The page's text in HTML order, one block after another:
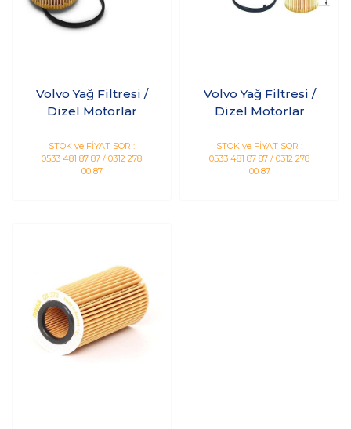
Volvo Yağ Filtresi /
Dizel Motorlar
STOK ve FİYAT SOR :
0533 481 87 87 / 0312 278
00 87
Volvo Yağ Filtresi /
Dizel Motorlar
STOK ve FİYAT SOR :
0533 481 87 87 / 0312 278
00 87